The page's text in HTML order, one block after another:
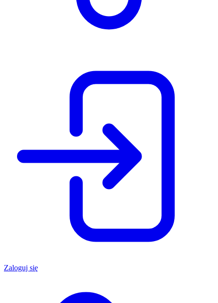
Zaloguj się